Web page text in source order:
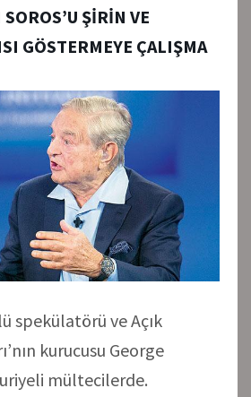
ŞİRİN VE
GÖSTERMEYE ÇALIŞMA
spekülatörü ve Açık
kurucusu George
mültecilerde.